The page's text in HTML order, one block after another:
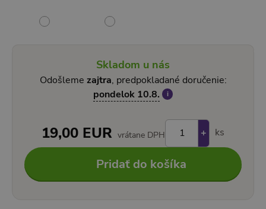
Skladom u nás
Odošleme zajtra, predpokladané doručenie:
pondelok 10.8.
i
19,00 EUR vrátane DPH
Počet + ks
Pridať do košíka